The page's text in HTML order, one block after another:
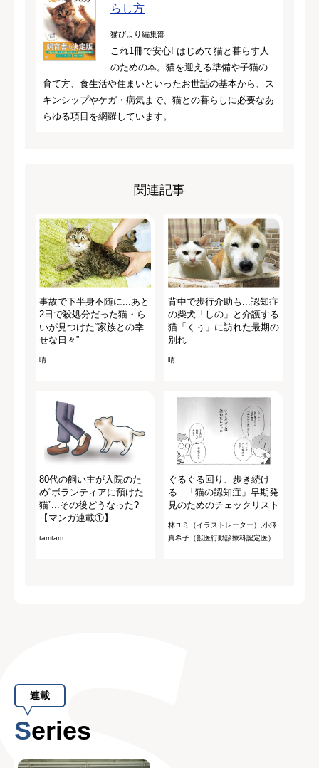
らし方
猫びより編集部
これ1冊で安心! はじめて猫と暮らす人
のための本。猫を迎える準備や子猫の
育て方、食生活や住まいといったお世話の基本から、ス
キンシップやケガ・病気まで、猫との暮らしに必要なあ
らゆる項目を網羅しています。
関連記事
事故で下半身不随に...あと
2日で殺処分だった猫・ら
いが見つけた“家族との幸
せな日々”
晴
背中で歩行介助も...認知症
の柴犬「しの」と介護する
猫「くぅ」に訪れた最期の
別れ
晴
80代の飼い主が入院のた
め“ボランティアに預けた
猫”...その後どうなった?
【マンガ連載①】
tamtam
ぐるぐる回り、歩き続け
る...「猫の認知症」早期発
見のためのチェックリスト
林ユミ（イラストレーター）,小澤
真希子（獣医行動診療科認定医）
連載
Series